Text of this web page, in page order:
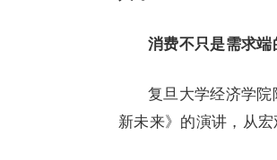
消费不只是需求端
复旦大学经济学
新未来》的演讲，从宏